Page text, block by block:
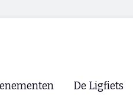
De Ligfiets